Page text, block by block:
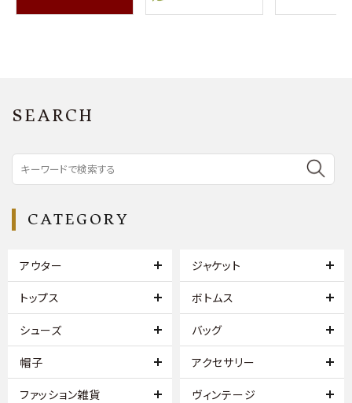
SEARCH
CATEGORY
アウター ジャケット
トップス ボトムス
シューズ バッグ
帽子 アクセサリー
ファッション雑貨 ヴィンテージ